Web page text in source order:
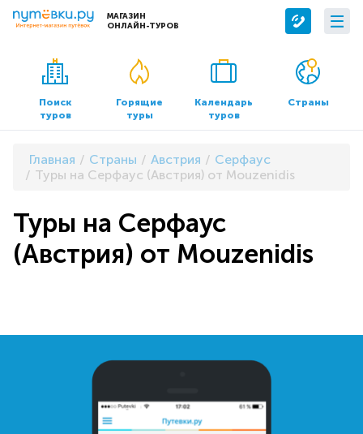
МАГАЗИН
ОНЛАЙН-ТУРОВ
Сервисы
Бронирование отелей
Трансфер
О компании
О нас
Контакты
Документы и реквизиты
Поиск
туров
Горящие
туры
Календарь
туров
Страны
Главная Страны Австрия
Серфаус
Туры на Серфаус (Австрия) от Mouzenidis
Туры на Серфаус
(Австрия) от Mouzenidis